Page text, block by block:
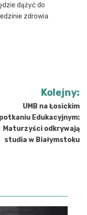
dążyć do
zdrowia
Kolejny:
UMB na Łosickim
Edukacyjnym:
Maturzyści odkrywają
studia w Białymstoku